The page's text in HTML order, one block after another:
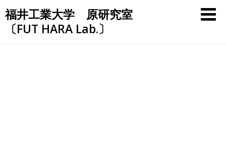
Skip
to
content
福井工業大学 原研究室
〔FUT HARA Lab.〕